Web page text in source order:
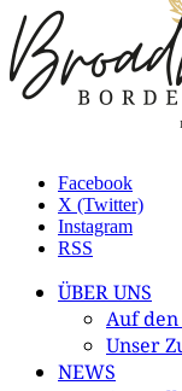
Facebook
X (Twitter)
Instagram
RSS
ÜBER UNS
Auf
Unser
NEWS